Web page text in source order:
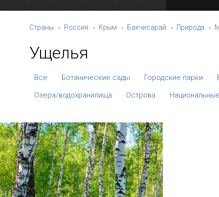
Страны Россия Крым Бахчисарай Природа
Ущелья
Все Ботанические сады Городские парки
Озера/водохранилища
Острова